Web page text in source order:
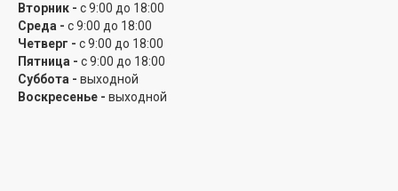
Вторник - с 9:00 до 18:00
Среда - с 9:00 до 18:00
Четверг - с 9:00 до 18:00
Пятница - с 9:00 до 18:00
Суббота - выходной
Воскресенье - выходной